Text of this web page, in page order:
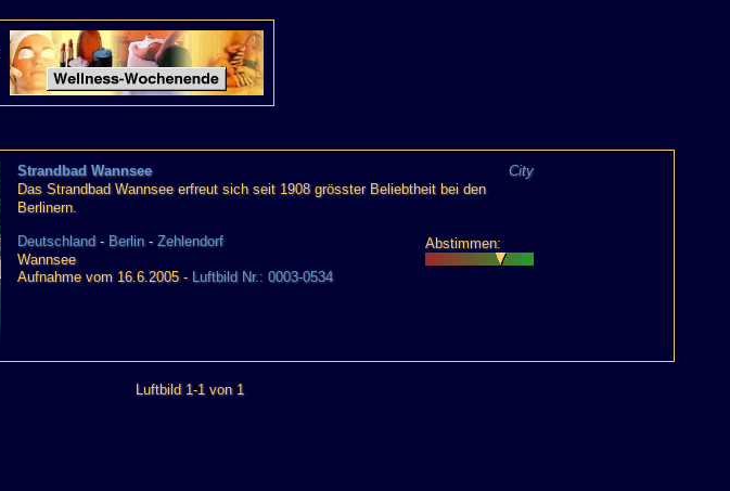
Strandbad Wannsee
City
Das Strandbad Wannsee erfreut sich seit 1908 grösster Beliebtheit bei den
Berlinern.
Deutschland- Berlin- Zehlendorf
Wannsee
Abstimmen:
Aufnahme vom 16.6.2005 - Luftbild Nr.: 0003-0534
Luftbild 1-1 von 1